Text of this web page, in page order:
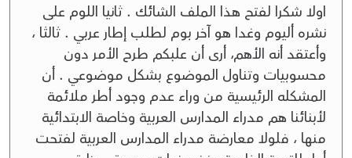
اولا شكرا لفتح هذا الملف الشائك . ثانيا اللوم على
نشره أليوم وغدا هو آخر بوم لطلب إطار عربي . ثالثا ،
وأعتقد أنه الأهم، أرى أن علبكم طرح الأمر دون
محسوبيات وتناول الموضوع بشكل موضوعي . أن
المشكله الرئيسية من وراء عدم وجود أطر ملائمة
لأبنائنا هم مدراء المدارس العربية وخاصة الابتدائية
منها ، فلولا معارضة مدراء المدارس العربية لفتحت